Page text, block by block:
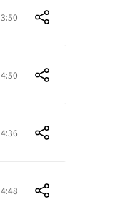
3:50
4:50
4:36
4:48